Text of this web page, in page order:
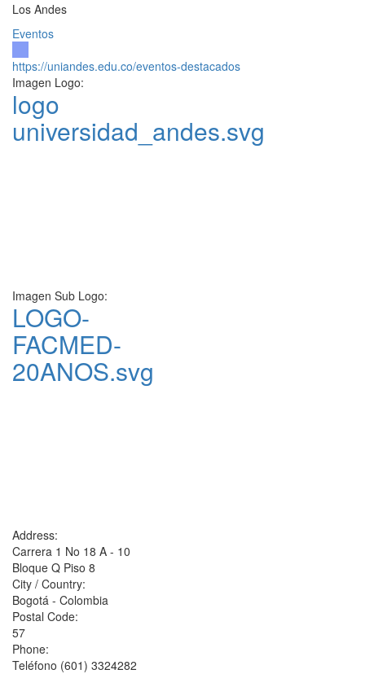
Los Andes
Eventos
https://uniandes.edu.co/eventos-destacados
Imagen Logo:
logo
universidad_andes.svg
Imagen Sub Logo:
LOGO-
FACMED-
20ANOS.svg
Address:
Carrera 1 No 18 A - 10
Bloque Q Piso 8
City / Country:
Bogotá - Colombia
Postal Code:
57
Phone:
Teléfono (601) 3324282